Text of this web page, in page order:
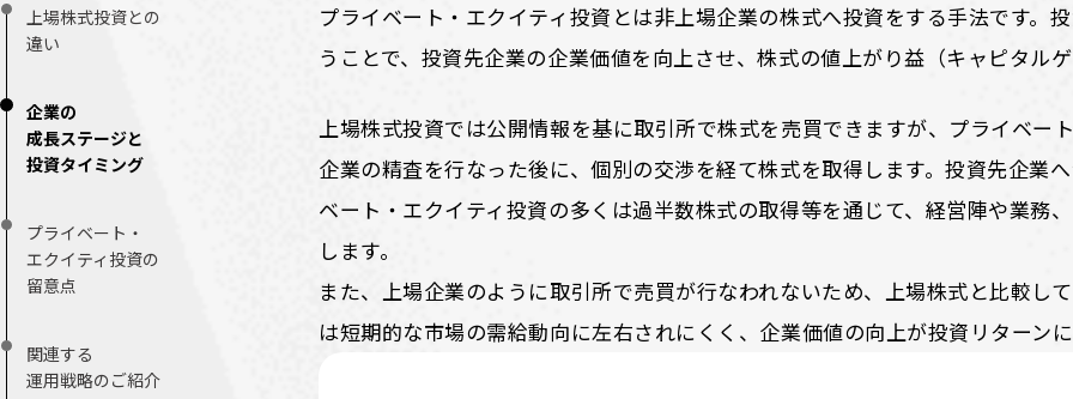
上場株式投資との
違い
企業の
成長ステージと
投資タイミング
プライベート・
エクイティ投資の
留意点
関連する
運用戦略のご紹介
プライベート・エクイティ投資とは非上場企業の株式へ投資をする手法です。
うことで、投資先企業の企業価値を向上させ、株式の値上がり益（キャピタル
上場株式投資では公開情報を基に取引所で株式を売買できますが、プライベー
企業の精査を行なった後に、個別の交渉を経て株式を取得します。投資先企業
ベート・エクイティ投資の多くは過半数株式の取得等を通じて、経営陣や業務
します。
また、上場企業のように取引所で売買が行なわれないため、上場株式と比較し
は短期的な市場の需給動向に左右されにくく、企業価値の向上が投資リターン